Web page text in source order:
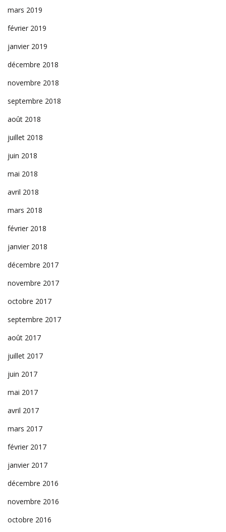
mars 2019
février 2019
janvier 2019
décembre 2018
novembre 2018
septembre 2018
août 2018
juillet 2018
juin 2018
mai 2018
avril 2018
mars 2018
février 2018
janvier 2018
décembre 2017
novembre 2017
octobre 2017
septembre 2017
août 2017
juillet 2017
juin 2017
mai 2017
avril 2017
mars 2017
février 2017
janvier 2017
décembre 2016
novembre 2016
octobre 2016